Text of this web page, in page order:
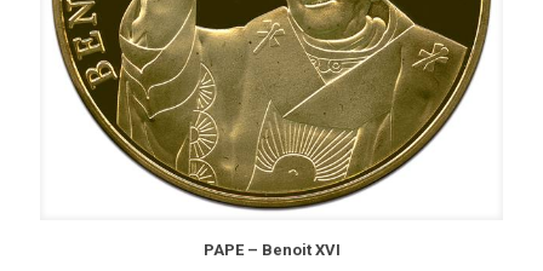
PAPE – Benoit XVI